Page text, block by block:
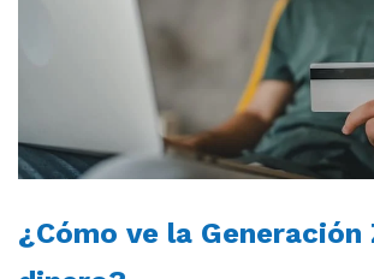
¿Cómo ve la Generación